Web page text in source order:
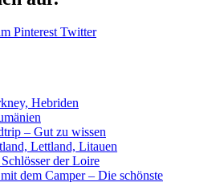
Pinterest Twitter
Hebriden
– Gut zu wissen
Lettland, Litauen
der Loire
dem Camper – Die schönste